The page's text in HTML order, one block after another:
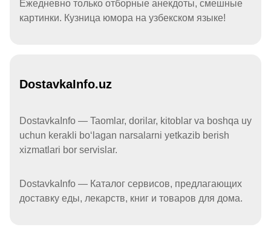
Ежедневно только отборные анекдоты, смешные
картинки. Кузница юмора на узбекском языке!
DostavkaInfo.uz
DostavkaInfo — Taomlar, dorilar, kitoblar va boshqa uy
uchun kerakli boʻlagan narsalarni yetkazib berish
xizmatlari bor servislar.
DostavkaInfo — Каталог сервисов, предлагающих
доставку еды, лекарств, книг и товаров для дома.